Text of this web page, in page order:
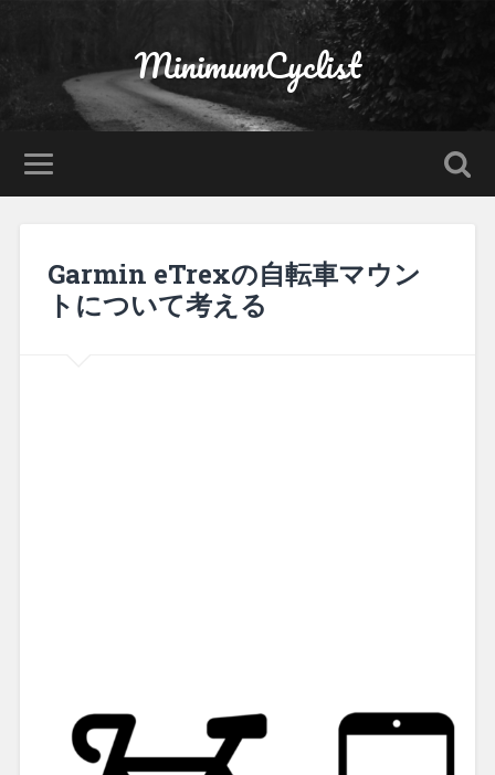
MinimumCyclist
Garmin eTrexの自転車マウン
トについて考える